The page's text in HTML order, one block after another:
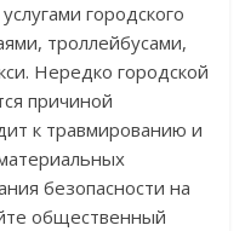
городского
троллейбусами,
Нередко городской
причиной
к травмированию и
безопасности на
общественный